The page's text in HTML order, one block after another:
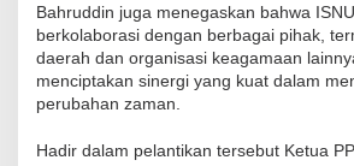
Bahruddin juga menegaskan bahwa
berkolaborasi dengan berbagai pihak,
daerah dan organisasi keagamaan
menciptakan sinergi yang kuat dalam
perubahan zaman.
Hadir dalam pelantikan tersebut Ketua